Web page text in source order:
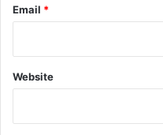
Email *
Website